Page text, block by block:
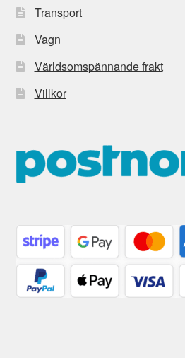
Transport
Vagn
Världsomspännande frakt
Villkor